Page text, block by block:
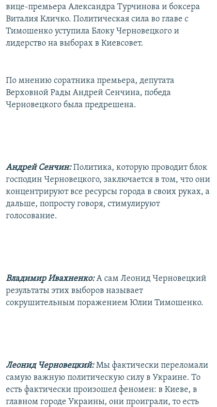
вице-премьера Александра Турчинова и боксера
Виталия Кличко. Политическая сила во главе с
Тимошенко уступила Блоку Черновецкого и
лидерство на выборах в Киевсовет.
По мнению соратника премьера, депутата
Верховной Рады Андрей Сенчина, победа
Черновецкого была предрешена.
Андрей Сенчин:Политика, которую проводит блок
господин Черновецкого, заключается в том, что они
концентрируют все ресурсы города в своих руках, а
дальше, попросту говоря, стимулируют
голосование.
Владимир Ивахненко:А сам Леонид Черновецкий
результаты этих выборов называет
сокрушительным поражением Юлии Тимошенко.
Леонид Черновецкий:Мы фактически переломали
самую важную политическую силу в Украине. То
есть фактически произошел феномен: в Киеве, в
главном городе Украины, они проиграли, то есть